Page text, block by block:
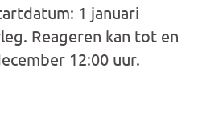
1 januari
Reageren kan tot en
12:00 uur.